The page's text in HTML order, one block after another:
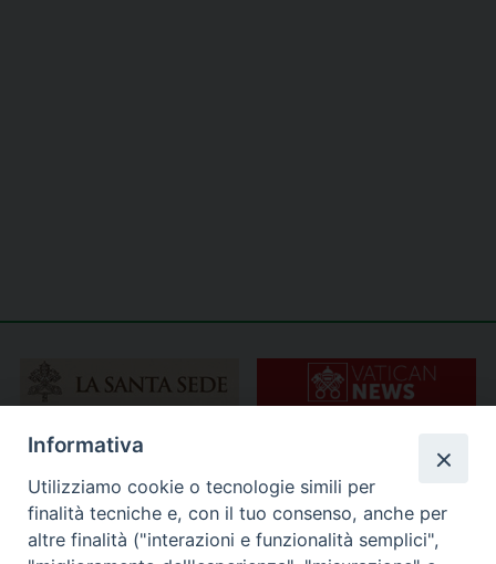
Informativa
Utilizziamo cookie o tecnologie simili per
finalità tecniche e, con il tuo consenso, anche per
altre finalità ("interazioni e funzionalità semplici",